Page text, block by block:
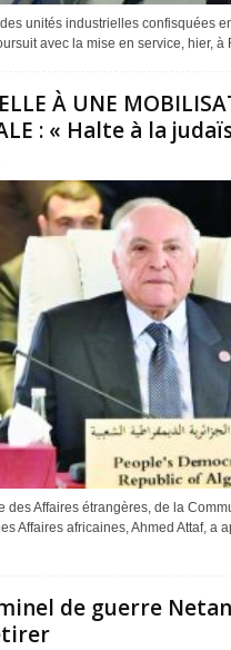
unités industrielles confisquées
avec la mise en service, hier, à
À UNE
: « Halte à la
des Affaires étrangères, de la
Affaires africaines, Ahmed Attaf, a
de guerre